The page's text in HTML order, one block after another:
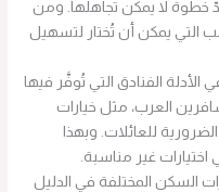
خطوة لا يمكن تجاهلها. ومن
التي يمكن أن تُختار لتسهيل
الأدلة الفنادق التي تُوفَّر فيها
العرب، مثل خيارات
للعائلات. وبهذا
اختيارات غير مناسبة.
السكن المختلفة في الدليل